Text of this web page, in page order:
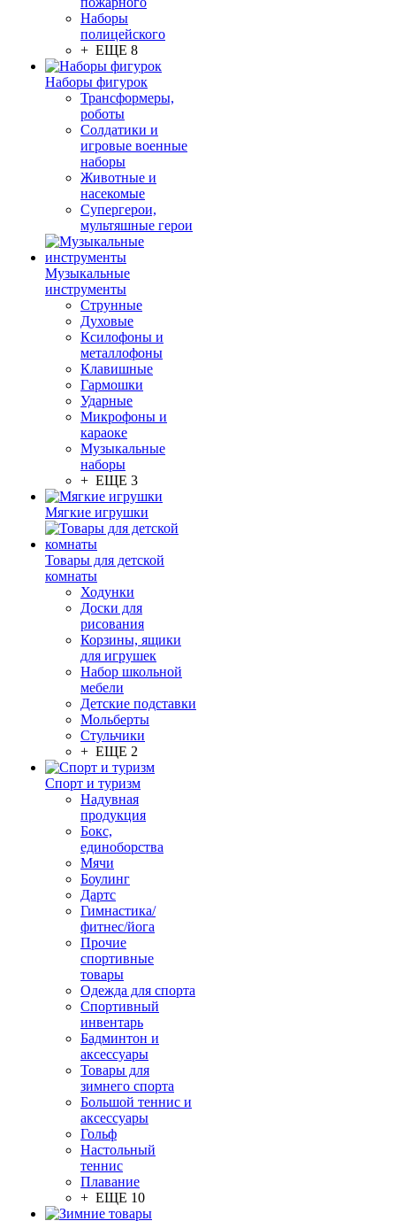
Наборы
полицейского
+ ЕЩЕ 8
Наборы фигурок
Трансформеры,
роботы
Солдатики и
игровые военные
наборы
Животные и
насекомые
Супергерои,
мультяшные герои
Музыкальные
инструменты
Струнные
Духовые
Ксилофоны и
металлофоны
Клавишные
Гармошки
Ударные
Микрофоны и
караоке
Музыкальные
наборы
+ ЕЩЕ 3
Мягкие игрушки
Товары для детской
комнаты
Ходунки
Доски для
рисования
Корзины, ящики
для игрушек
Набор школьной
мебели
Детские подставки
Мольберты
Стульчики
+ ЕЩЕ 2
Спорт и туризм
Надувная
продукция
Бокс,
единоборства
Мячи
Боулинг
Дартс
Гимнастика/
фитнес/йога
Прочие
спортивные
товары
Одежда для спорта
Спортивный
инвентарь
Бадминтон и
аксессуары
Товары для
зимнего спорта
Большой теннис и
аксессуары
Гольф
Настольный
теннис
Плавание
+ ЕЩЕ 10